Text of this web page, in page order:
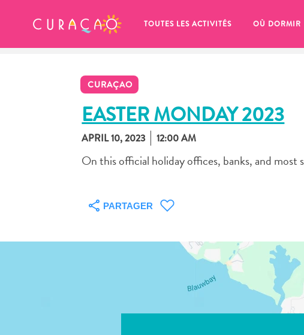
TOUTES LES ACTIVITÉS OÙ DORMIR
CURAÇAO
EASTER MONDAY 2023
APRIL 10, 2023 12:00 AM
On this official holiday offices, banks, and most
PARTAGER
MES FAVORIS
of your favorite places to stay yet.
Chaque fois que vous souhaitez enregistrer quelque chose